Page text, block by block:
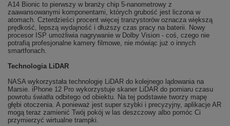
A14 Bionic to pierwszy w branży chip 5-nanometrowy z
zaawansowanymi komponentami, których grubość jest liczona w
atomach. Czterdzieści procent więcej tranzystorów oznacza większą
prędkość, lepszą wydajność i dłuższy czas pracy na baterii. Nowy
procesor ISP umożliwia nagrywanie w Dolby Vision - coś, czego nie
potrafią profesjonalne kamery filmowe, nie mówiąc już o innych
smartfonach.
Technologia LiDAR
NASA wykorzystała technologię LiDAR do kolejnego lądowania na
Marsie. iPhone 12 Pro wykorzystuje skaner LiDAR do pomiaru czasu
powrotu światła odbitego od obiektu. Na tej podstawie tworzy mapę
głębi otoczenia. A ponieważ jest super szybki i precyzyjny, aplikacje AR
mogą teraz zamienić Twój pokój w las deszczowy albo pomóc Ci
przymierzyć wirtualne trampki.